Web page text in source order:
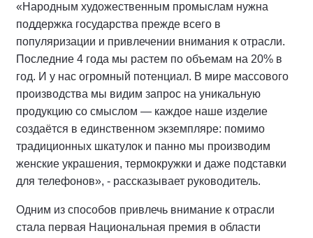
«Народным художественным промыслам нужна
поддержка государства прежде всего в
популяризации и привлечении внимания к отрасли.
Последние 4 года мы растем по объемам на 20% в
год. И у нас огромный потенциал. В мире массового
производства мы видим запрос на уникальную
продукцию со смыслом — каждое наше изделие
создаётся в единственном экземпляре: помимо
традиционных шкатулок и панно мы производим
женские украшения, термокружки и даже подставки
для телефонов», - рассказывает руководитель.
Одним из способов привлечь внимание к отрасли
стала первая Национальная премия в области